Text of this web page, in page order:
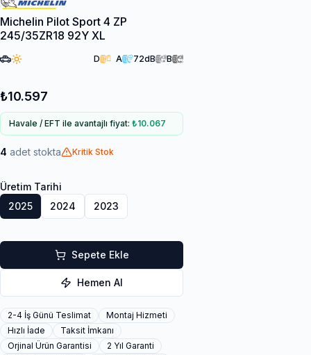
Michelin Pilot Sport 4 ZP
245/35ZR18 92Y XL
D A 72dB B
₺10.597
Havale / EFT ile avantajlı fiyat: ₺10.067
4 adet stokta Kritik Stok
Üretim Tarihi
2025
2024 2023
Sepete Ekle
Hemen Al
2-4 İş Günü Teslimat
Montaj Hizmeti
Hızlı İade
Taksit İmkanı
Orjinal Ürün Garantisi
2 Yıl Garanti